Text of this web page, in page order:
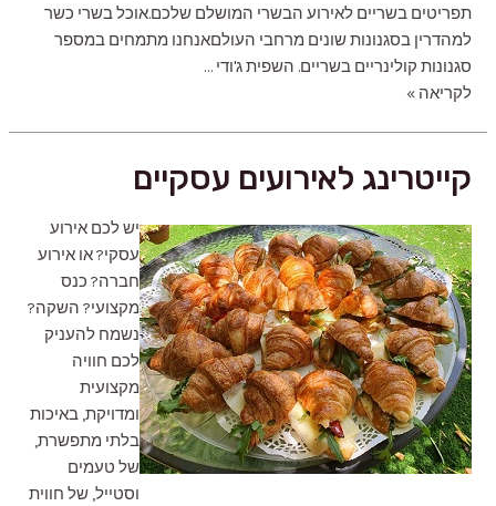
תפריטים בשריים לאירוע הבשרי המושלם שלכם.‍אוכל בשרי כשר
למהדרין בסגנונות שונים מרחבי העולםאנחנו מתמחים במספר
סגנונות קולינריים בשריים. השפית ג'ודי …
קייטרינג
לקריאה »
קייטרינג לאירועים עסקיים
יש לכם אירוע
עסקי? או אירוע
חברה? כנס
מקצועי? השקה?
נשמח להעניק
לכם חוויה
מקצועית
ומדויקת, באיכות
בלתי מתפשרת,
של טעמים
וסטייל, של חווית